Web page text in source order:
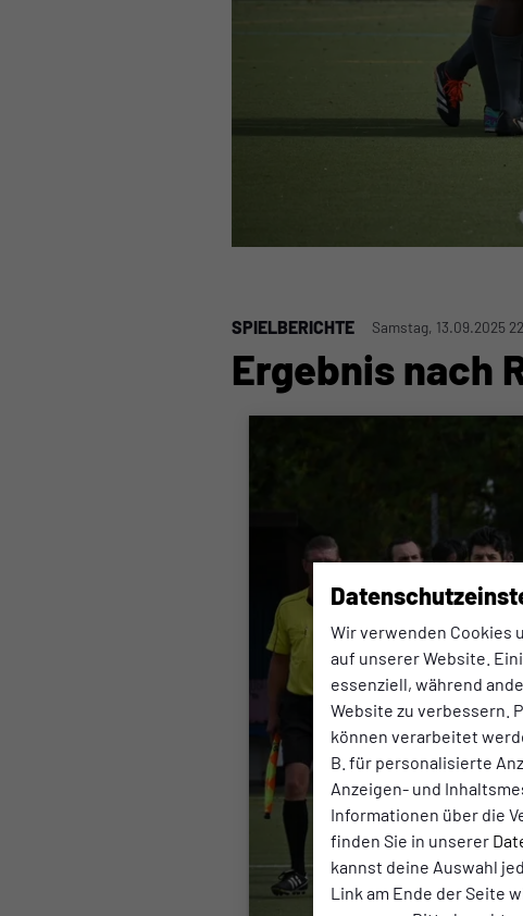
Wir verwenden Cookies
auf unserer Website.
essenziell, während
Website zu verbessern.
können verarbeitet
B. für personalisierte
Anzeigen- und
Informationen über die
finden Sie in unserer
kannst deine Auswahl
Link am Ende der Seite
SPIELBERICHTE Samstag, 13.09.2025
Ergebnis nach